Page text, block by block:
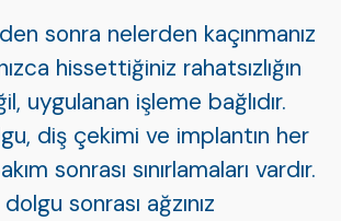
sonra nelerden kaçınmanız
hissettiğiniz rahatsızlığın
uygulanan işleme bağlıdır.
diş çekimi ve implantın her
sonrası sınırlamaları vardır.
sonrası ağzınız